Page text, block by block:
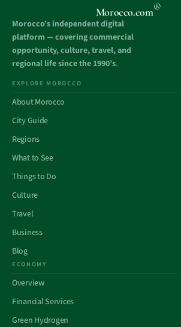
Morocco.com®
Morocco’s independent digital
platform — covering commercial
opportunity, culture, travel, and
regional life since the 1990’s.
EXPLORE MOROCCO
About Morocco
City Guide
Regions
What to See
Things to Do
Culture
Travel
Business
Blog
ECONOMY
Overview
Financial Services
Green Hydrogen